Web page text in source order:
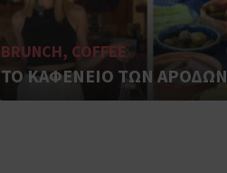
BRUNCH, COFFEE
ΤΟ ΚΑΦΕΝΕΙΟ ΤΩΝ ΑΡΟΔΩΝ
δηλαδή να
στον χρήστη
όπως είναι το
push down